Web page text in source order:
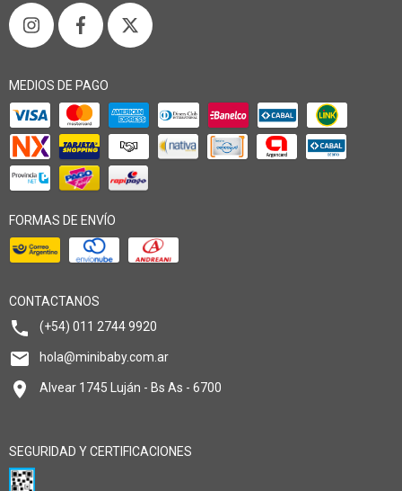
MEDIOS DE PAGO
FORMAS DE ENVÍO
CONTACTANOS
(+54) 011 2744 9920
hola@minibaby.com.ar
Alvear 1745 Luján - Bs As - 6700
SEGURIDAD Y CERTIFICACIONES